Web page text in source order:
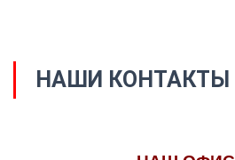
НАШИ КОНТАКТЫ